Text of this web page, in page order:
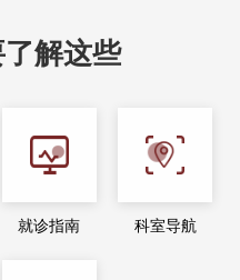
解这些
就诊指南 科室导航